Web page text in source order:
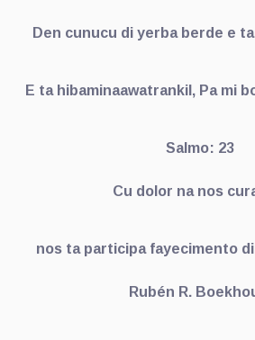
Den cunucu di yerba berde e
E ta hibaminaawatrankil, Pa mi
Salmo: 23
Cu dolor na nos
nos ta participa fayecimento
Rubén R.